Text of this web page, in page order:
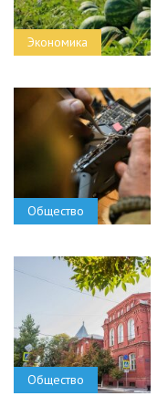
Экономика
Общество
Общество